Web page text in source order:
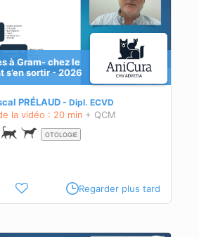
à Gram- chez le
s’en sortir - 2026
PRÉLAUD Dipl. ECVD
la vidéo : 20 min + QCM
OTOLOGIE
Regarder plus tard